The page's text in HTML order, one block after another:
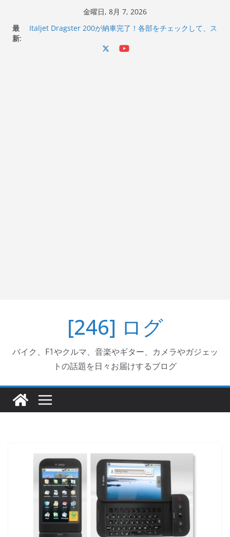
金曜日, 8月 7, 2026
最
新:
Italjet Dragster 200が納車完了！各部をチェックして、ス
[246] ログ
バイク、F1やクルマ、音楽やギター、カメラやガジェッ
トの話題を日々お届けするブログ